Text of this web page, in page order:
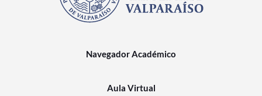
Navegador Académico
Aula Virtual